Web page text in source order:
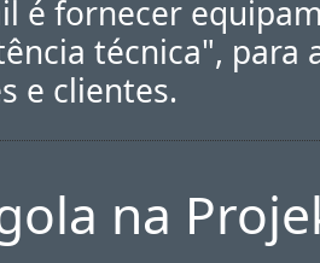
é fornecer
técnica", para
e clientes.
na